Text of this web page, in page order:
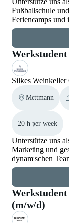
Unterstütze uns
Fußballschule
Feriencamps und
Silkes Weinkeller
Mettmann
20 h per week
Unterstütze uns
Marketing und
dynamischen
(m/w/d)